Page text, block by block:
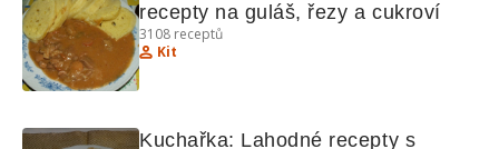
recepty na guláš, řezy a cukroví
3108 receptů
Kit
Kuchařka: Lahodné recepty s